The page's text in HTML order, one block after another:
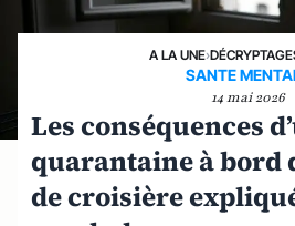
A LA UNE›
SANTE
14 mai 2026
Les conséquences
quarantaine à bord
de croisière